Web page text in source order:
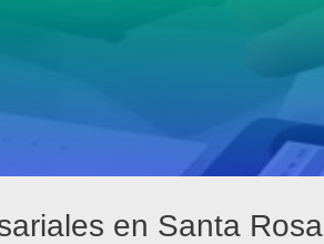
en Santa Rosa